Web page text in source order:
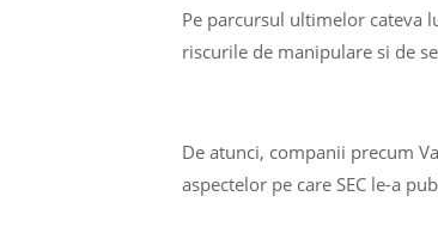
Pe parcursul ultimelor cateva
riscurile de manipulare si de
De atunci, companii precum
aspectelor pe care SEC le-a